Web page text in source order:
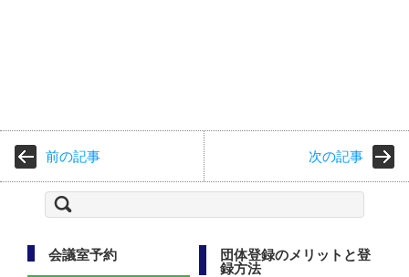
前の記事 次の記事
検
索:
会議室予約
団体登録のメリットと登
録方法